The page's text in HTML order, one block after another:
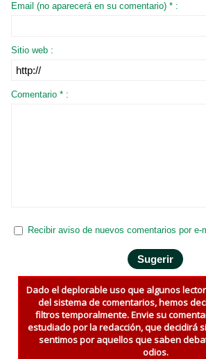
Email (no aparecerá en su comentario) * :
Sitio web :
Comentario * :
Recibir aviso de nuevos comentarios por e-
Dado el deplorable uso que algunos
del sistema de comentarios, hemos
filtros temporalmente. Envie su
estudiado por la redacción, que decidirá
sentimos por aquellos que saben
odios.